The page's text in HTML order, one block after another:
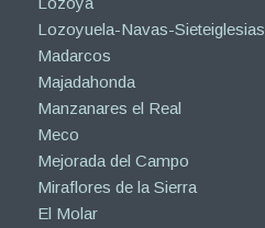
Lozoyuela-Navas-Sieteiglesias
Madarcos
Majadahonda
Manzanares el Real
Meco
Mejorada del Campo
Miraflores de la Sierra
El Molar